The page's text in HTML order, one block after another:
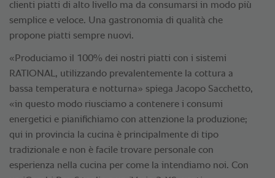
clienti piatti di alto livello ma da consumarsi in modo più
semplice e veloce. Una gastronomia di qualità che
propone piatti sempre nuovi.
«Produciamo il 100% dei nostri piatti con i sistemi
RATIONAL, utilizzando prevalentemente la cottura a
bassa temperatura e notturna» spiega Jacopo Sacchetto,
«in questo modo riusciamo a contenere i consumi
energetici e pianifichiamo con attenzione la produzione;
qui in provincia la cucina è principalmente di tipo
tradizionale e non è facile trovare personale con
esperienza nella cucina per come la intendiamo noi. Con